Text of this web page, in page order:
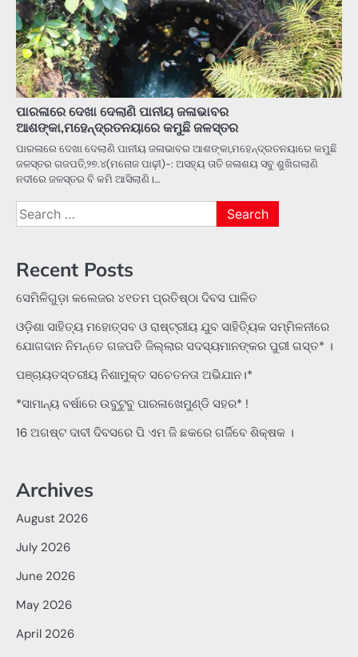
ପାରଳାରେ ଦେଖା ଦେଲାଣି ପାନୀୟ ଜଳାଭାବର
ଆଶଙ୍କା,ମହେନ୍ଦ୍ରତନୟାରେ କମୁଛି ଜଳସ୍ତର
ପାରଳାରେ ଦେଖା ଦେଲାଣି ପାନୀୟ ଜଳାଭାବର ଆଶଙ୍କା,ମହେନ୍ଦ୍ରତନୟାରେ କମୁଛି
ଜଳସ୍ତର ଗଜପତି,୨୭.୪(ମନୋଜ ପାଢ଼ୀ)-: ଅସହ୍ୟ ତାତି ଜଳାଶୟ ସବୁ ଶୁଖିଗଲାଣି
ନଦୀରେ ଜଳସ୍ତର ବି କମି ଆସିଲାଣି।…
Search
for:
Recent Posts
ସେମିଳିଗୁଡ଼ା କଲେଜର ୪୧ତମ ପ୍ରତିଷ୍ଠା ଦିବସ ପାଳିତ
ଓଡ଼ିଶା ସାହିତ୍ୟ ମହୋତ୍ସବ ଓ ରାଷ୍ଟ୍ରୀୟ ଯୁବ ସାହିତ୍ୟିକ ସମ୍ମିଳନୀରେ
ଯୋଗଦାନ ନିମନ୍ତେ ଗଜପତି ଜିଲ୍ଲାର ସଦସ୍ୟମାନଙ୍କର ପୁରୀ ଗସ୍ତ* ।
ପଞ୍ଚାୟତସ୍ତରୀୟ ନିଶାମୁକ୍ତ ସଚେତନତା ଅଭିଯାନ।*
*ସାମାନ୍ୟ ବର୍ଷାରେ ଉବୁଟୁବୁ ପାରଳାଖେମୁଣ୍ଡି ସହର* !
16 ଅଗଷ୍ଟ ଦାବୀ ଦିବସରେ ପି ଏମ ଜି ଛକରେ ଗର୍ଜିବେ ଶିକ୍ଷକ ।
Archives
August 2026
July 2026
June 2026
May 2026
April 2026